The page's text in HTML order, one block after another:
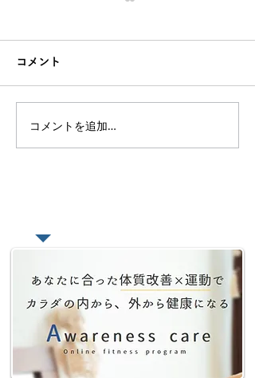
スケジュール＠大崎
2月の大崎開催のクラスはす
べて満員御礼です ●日時
2/29㈯10:00~11:30 ハタヨ
ガ ●場所 大崎
コメント
コメントを追加…